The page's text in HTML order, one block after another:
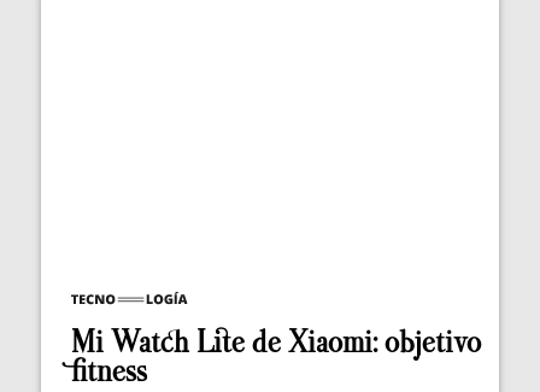
Mi Watch Lite de Xiaomi: objetivo
fitness